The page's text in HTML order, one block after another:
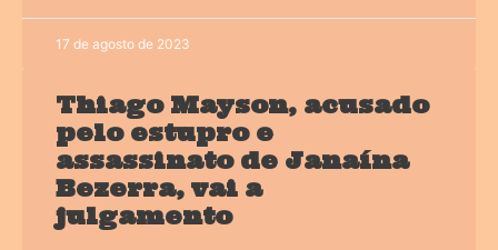
17 de agosto de 2023
Thiago Mayson, acusado
pelo estupro e
assassinato de Janaína
Bezerra, vai a
julgamento